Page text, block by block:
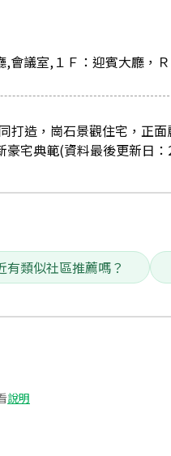
會議室,１Ｆ：迎賓大廳，
打造，崗石景觀住宅，正
豪宅典範(資料最後更新日
有類似社區推薦嗎？
說明